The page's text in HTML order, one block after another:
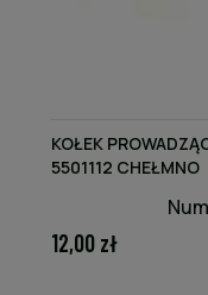
KOŁEK
5501112 CHEŁMNO
12,00 zł